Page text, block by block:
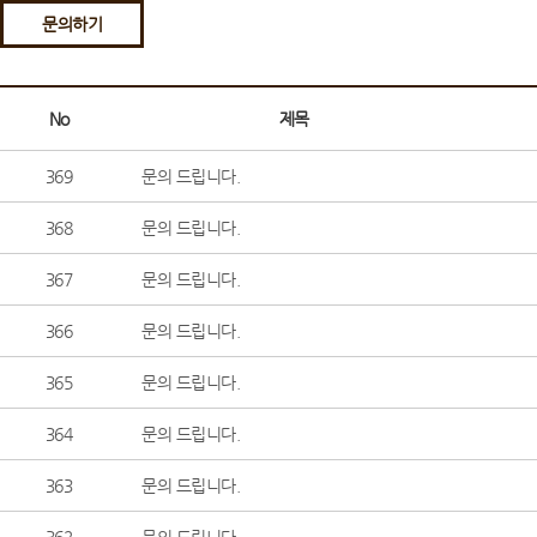
문의하기
No 제목
369 문의 드립니다.
368 문의 드립니다.
367 문의 드립니다.
366 문의 드립니다.
365 문의 드립니다.
364 문의 드립니다.
363 문의 드립니다.